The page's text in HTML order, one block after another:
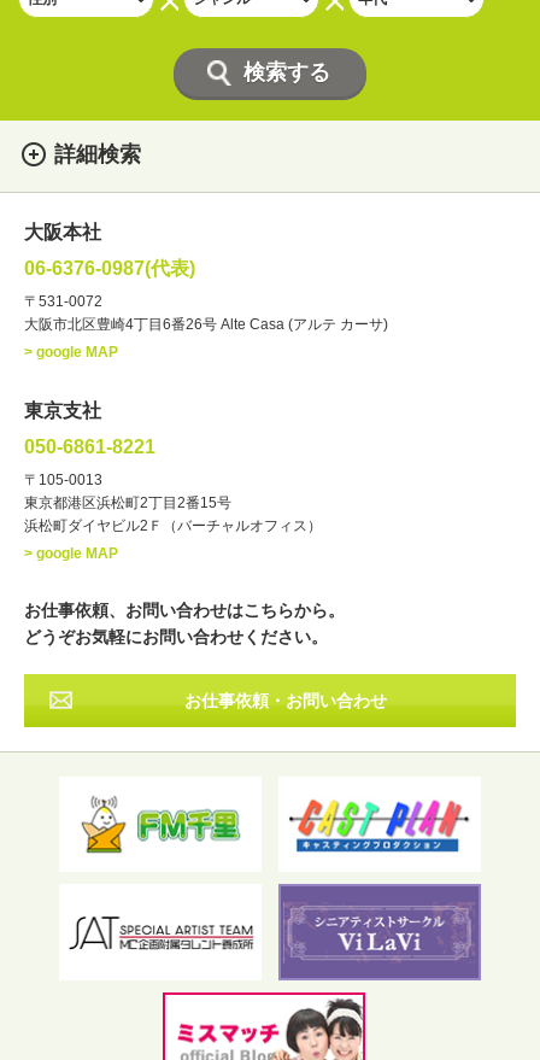
詳細検索
・性別
・ジャンル
ナレーター レポーター
・年齢
・出身地 北海道 東北
その他
フリーワード検索
大阪本社
06-6376-0987(代表)
〒531-0072
大阪市北区豊崎4丁目6番26号 Alte Casa (アルテ カーサ)
> google MAP
東京支社
050-6861-8221
〒105-0013
東京都港区浜松町2丁目2番15号
浜松町ダイヤビル2Ｆ（バーチャルオフィス）
> google MAP
お仕事依頼、お問い合わせはこちらから。
どうぞお気軽にお問い合わせください。
お仕事依頼・お問い合わせ